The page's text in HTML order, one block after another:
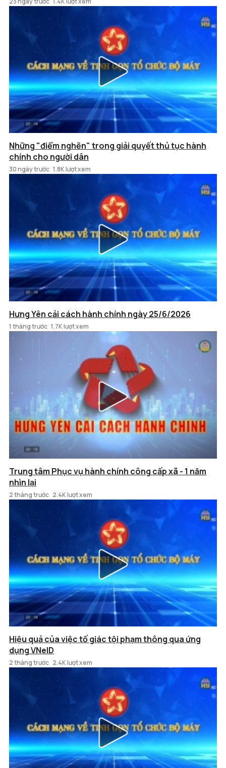
Những "điểm nghẽn" trong giải quyết thủ tục hành
chính cho người dân
30 ngày trước 1.8K lượt xem
Hưng Yên cải cách hành chính ngày 25/6/2026
1 tháng trước 1.7K lượt xem
Trung tâm Phục vụ hành chính công cấp xã - 1 năm
nhìn lại
2 tháng trước 2.4K lượt xem
Hiệu quả của việc tố giác tội phạm thông qua ứng
dụng VNeID
2 tháng trước 2.4K lượt xem